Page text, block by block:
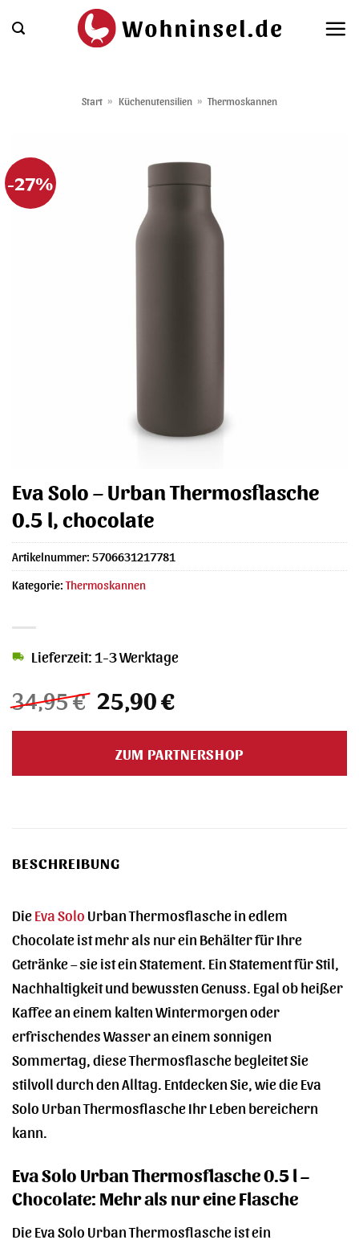
Inhalt
Start » Küchenutensilien » Thermoskannen
-27%
Eva Solo – Urban Thermosflasche
0.5 l, chocolate
34,95€ Ursprünglicher
Preis
war:
34,95 €
25,90€Aktueller
ist:
25,90 €.
Lieferzeit: 1-3 Werktage
ZUM PARTNERSHOP
Artikelnummer: 5706631217781
Kategorie:Thermoskannen
BESCHREIBUNG
DieEva Solo Urban Thermosflasche in edlem
Chocolate ist mehr als nur ein Behälter für Ihre
Getränke – sie ist ein Statement. Ein Statement für Stil,
Nachhaltigkeit und bewussten Genuss. Egal ob heißer
Kaffee an einem kalten Wintermorgen oder
erfrischendes Wasser an einem sonnigen
Sommertag, diese Thermosflasche begleitet Sie
stilvoll durch den Alltag. Entdecken Sie, wie die Eva
Solo Urban Thermosflasche Ihr Leben bereichern
kann.
Eva Solo Urban Thermosflasche 0.5 l –
Chocolate: Mehr als nur eine Flasche
Die Eva Solo Urban Thermosflasche ist ein